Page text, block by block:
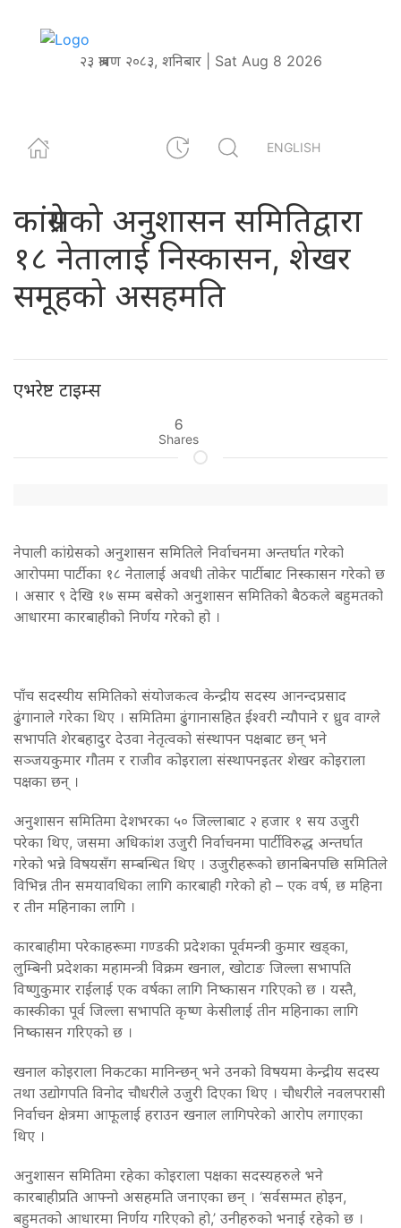
२३ श्रावण २०८३, शनिबार | Sat Aug 8 2026
ENGLISH
कांग्रेसको अनुशासन समितिद्वारा
१८ नेतालाई निस्कासन, शेखर
समूहको असहमति
एभरेष्ट टाइम्स
6
Shares
नेपाली कांग्रेसको अनुशासन समितिले निर्वाचनमा अन्तर्घात गरेको
आरोपमा पार्टीका १८ नेतालाई अवधी तोकेर पार्टीबाट निस्कासन गरेको छ
। असार ९ देखि १७ सम्म बसेको अनुशासन समितिको बैठकले बहुमतको
आधारमा कारबाहीको निर्णय गरेको हो ।
पाँच सदस्यीय समितिको संयोजकत्व केन्द्रीय सदस्य आनन्दप्रसाद
ढुंगानाले गरेका थिए । समितिमा ढुंगानासहित ईश्वरी न्यौपाने र ध्रुव वाग्ले
सभापति शेरबहादुर देउवा नेतृत्वको संस्थापन पक्षबाट छन् भने
सञ्जयकुमार गौतम र राजीव कोइराला संस्थापनइतर शेखर कोइराला
पक्षका छन् ।
अनुशासन समितिमा देशभरका ५० जिल्लाबाट २ हजार १ सय उजुरी
परेका थिए, जसमा अधिकांश उजुरी निर्वाचनमा पार्टीविरुद्ध अन्तर्घात
गरेको भन्ने विषयसँग सम्बन्धित थिए । उजुरीहरूको छानबिनपछि समितिले
विभिन्न तीन समयावधिका लागि कारबाही गरेको हो – एक वर्ष, छ महिना
र तीन महिनाका लागि ।
कारबाहीमा परेकाहरूमा गण्डकी प्रदेशका पूर्वमन्त्री कुमार खड्का,
लुम्बिनी प्रदेशका महामन्त्री विक्रम खनाल, खोटाङ जिल्ला सभापति
विष्णुकुमार राईलाई एक वर्षका लागि निष्कासन गरिएको छ । यस्तै,
कास्कीका पूर्व जिल्ला सभापति कृष्ण केसीलाई तीन महिनाका लागि
निष्कासन गरिएको छ ।
खनाल कोइराला निकटका मानिन्छन् भने उनको विषयमा केन्द्रीय सदस्य
तथा उद्योगपति विनोद चौधरीले उजुरी दिएका थिए । चौधरीले नवलपरासी
निर्वाचन क्षेत्रमा आफूलाई हराउन खनाल लागिपरेको आरोप लगाएका
थिए ।
अनुशासन समितिमा रहेका कोइराला पक्षका सदस्यहरुले भने
कारबाहीप्रति आफ्नो असहमति जनाएका छन् । ‘सर्वसम्मत होइन,
बहुमतको आधारमा निर्णय गरिएको हो,’ उनीहरुको भनाई रहेको छ ।